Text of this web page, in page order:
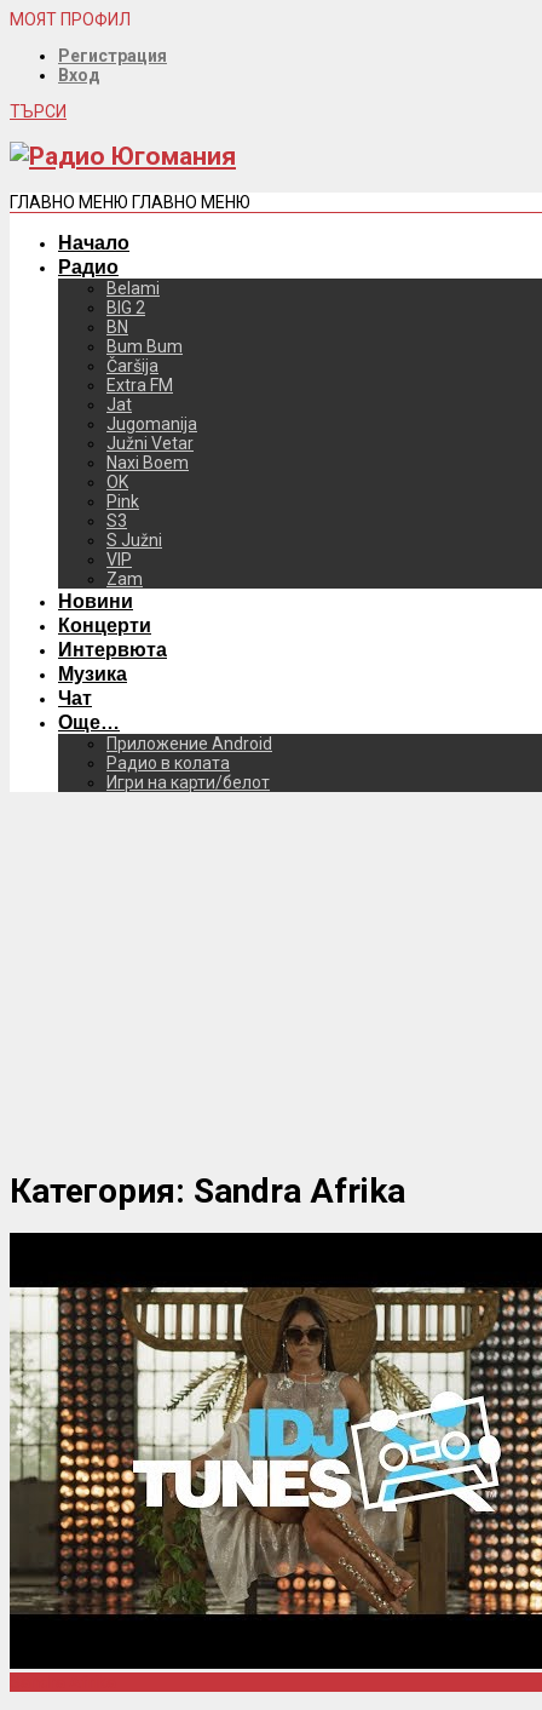
МОЯТ ПРОФИЛ
Регистрация
Вход
ТЪРСИ
ГЛАВНО МЕНЮ ГЛАВНО МЕНЮ
Начало
Радио
Belami
BIG 2
BN
Bum Bum
Čaršija
Extra FM
Jat
Jugomanija
Južni Vetar
Naxi Boem
OK
Pink
S3
S Južni
VIP
Zam
Новини
Концерти
Интервюта
Музика
Чат
Още…
Приложение Android
Радио в колата
Игри на карти/белот
Категория: Sandra Afrika